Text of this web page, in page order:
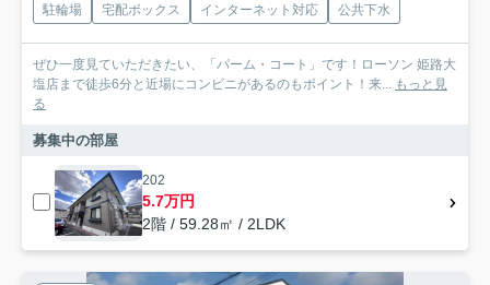
駐輪場 宅配ボックス インターネット対応 公共下水
ぜひ一度見ていただきたい、「パーム・コート」です！ローソン 姫路大
塩店まで徒歩6分と近場にコンビニがあるのもポイント！来...
もっと見
る
募集中の部屋
202
5.7万円
2階 / 59.28㎡ / 2LDK